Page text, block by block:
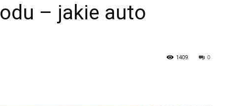
– jakie auto
0
1409